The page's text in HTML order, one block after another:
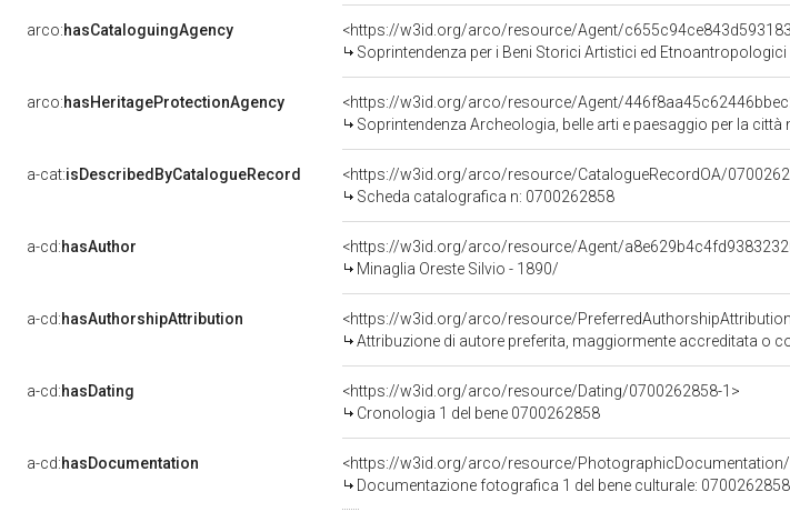
arco:hasCataloguingAgency
<https://w3id.org/arco/resource/Agent/
Soprintendenza per i Beni Storici Artistici ed Etnoantropologici
arco:hasHeritageProtectionAgency
<https://w3id.org/arco/resource/Agent/
Soprintendenza Archeologia, belle arti e paesaggio per la
a-cat:isDescribedByCatalogueRecord
<https://w3id.org/arco/resource/CatalogueRecordOA/
Scheda catalografica n: 0700262858
a-cd:hasAuthor
<https://w3id.org/arco/resource/Agent/
Minaglia Oreste Silvio - 1890/
a-cd:hasAuthorshipAttribution
<https://w3id.org/arco/resource/
Attribuzione di autore preferita, maggiormente accreditata o
a-cd:hasDating
<https://w3id.org/arco/resource/Dating/0700262858-1>
Cronologia 1 del bene 0700262858
a-cd:hasDocumentation
<https://w3id.org/arco/resource/
Documentazione fotografica 1 del bene culturale: 0700262858